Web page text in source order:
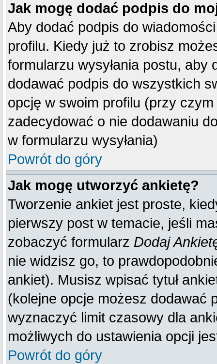
Jak mogę dodać podpis do
Aby dodać podpis do
profilu. Kiedy już to zrobisz
formularzu wysyłania postu,
dodawać podpis do wszystkich
opcję w swoim profilu (przy
zadecydować o nie dodawaniu
w formularzu wysyłania)
Powrót do góry
Jak mogę utworzyć ankietę?
Tworzenie ankiet jest proste,
pierwszy post w temacie, jeśli
zobaczyć formularz Dodaj
nie widzisz go, to
ankiet). Musisz wpisać tytuł
(kolejne opcje możesz dodawać
wyznaczyć limit czasowy dla
możliwych do ustawienia opcji
Powrót do góry